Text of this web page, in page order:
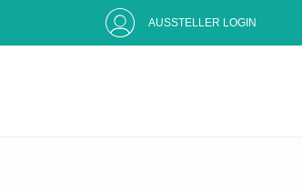
AUSSTELLER LOGIN